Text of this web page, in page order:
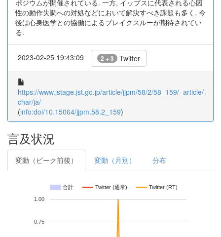
ポジウムが開催されている. 一方, イップスに代表される心因
性の動作失調への対処などにおいて解決すべき課題も多く, 今
後は心身医学との協働によるブレイクスルーが期待されてい
る.
2023-02-25 19:43:09 2 + 3 Twitter
https://www.jstage.jst.go.jp/article/jjpm/58/2/58_159/_article/-
char/ja/
(info:doi/10.15064/jjpm.58.2_159)
言及状況
変動（ピーク前後） 変動（月別） 分布
合計 Twitter (通常) Twitter (RT)
0.75
1.00